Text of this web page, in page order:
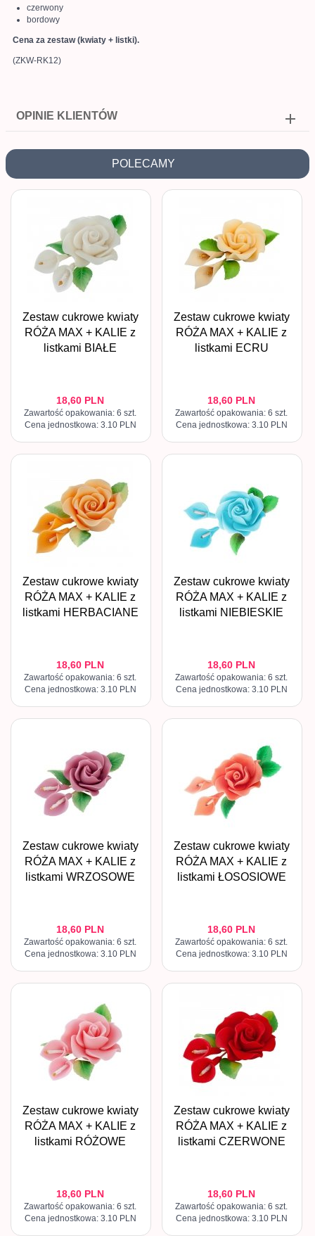
czerwony
bordowy
Cena za zestaw (kwiaty + listki).
(ZKW-RK12)
OPINIE KLIENTÓW
POLECAMY
Zestaw cukrowe kwiaty
RÓŻA MAX + KALIE z
listkami BIAŁE
18,60 PLN
Zawartość opakowania: 6 szt.
Cena jednostkowa: 3.10 PLN
Zestaw cukrowe kwiaty
RÓŻA MAX + KALIE z
listkami ECRU
18,60 PLN
Zawartość opakowania: 6 szt.
Cena jednostkowa: 3.10 PLN
Zestaw cukrowe kwiaty
RÓŻA MAX + KALIE z
listkami HERBACIANE
18,60 PLN
Zawartość opakowania: 6 szt.
Cena jednostkowa: 3.10 PLN
Zestaw cukrowe kwiaty
RÓŻA MAX + KALIE z
listkami NIEBIESKIE
18,60 PLN
Zawartość opakowania: 6 szt.
Cena jednostkowa: 3.10 PLN
Zestaw cukrowe kwiaty
RÓŻA MAX + KALIE z
listkami WRZOSOWE
18,60 PLN
Zawartość opakowania: 6 szt.
Cena jednostkowa: 3.10 PLN
Zestaw cukrowe kwiaty
RÓŻA MAX + KALIE z
listkami ŁOSOSIOWE
18,60 PLN
Zawartość opakowania: 6 szt.
Cena jednostkowa: 3.10 PLN
Zestaw cukrowe kwiaty
RÓŻA MAX + KALIE z
listkami RÓŻOWE
18,60 PLN
Zawartość opakowania: 6 szt.
Cena jednostkowa: 3.10 PLN
Zestaw cukrowe kwiaty
RÓŻA MAX + KALIE z
listkami CZERWONE
18,60 PLN
Zawartość opakowania: 6 szt.
Cena jednostkowa: 3.10 PLN